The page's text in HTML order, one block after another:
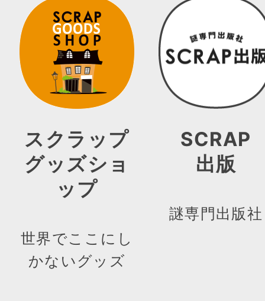
スクラップ
グッズショ
ップ
世界でここにし
かないグッズ
SCRAP
出版
謎専門出版社